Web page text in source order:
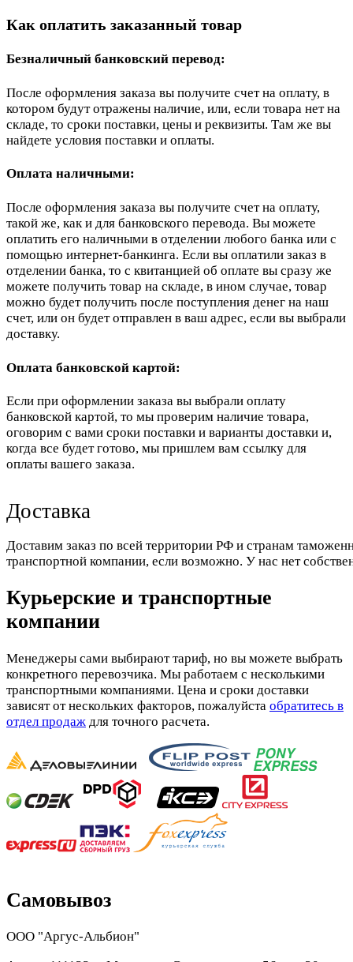
Как оплатить заказанный товар
Безналичный банковский перевод:
После оформления заказа вы получите счет на оплату, в
котором будут отражены наличие, или, если товара нет на
складе, то сроки поставки, цены и реквизиты. Там же вы
найдете условия поставки и оплаты.
Оплата наличными:
После оформления заказа вы получите счет на оплату,
такой же, как и для банковского перевода. Вы можете
оплатить его наличными в отделении любого банка или с
помощью интернет-банкинга. Если вы оплатили заказ в
отделении банка, то с квитанцией об оплате вы сразу же
можете получить товар на складе, в ином случае, товар
можно будет получить после поступления денег на наш
счет, или он будет отправлен в ваш адрес, если вы выбрали
доставку.
Оплата банковской картой:
Если при оформлении заказа вы выбрали оплату
банковской картой, то мы проверим наличие товара,
оговорим с вами сроки поставки и варианты доставки и,
когда все будет готово, мы пришлем вам ссылку для
оплаты вашего заказа.
Доставка
Доставим заказ по всей территории РФ и странам
транспортной компании, если возможно. У нас нет
Курьерские и транспортные
компании
Менеджеры сами выбирают тариф, но вы можете выбрать
конкретного перевозчика. Мы работаем с несколькими
транспортными компаниями. Цена и сроки доставки
зависят от нескольких факторов, пожалуйста обратитесь в
отдел продаж для точного расчета.
Самовывоз
ООО "Аргус-Альбион"